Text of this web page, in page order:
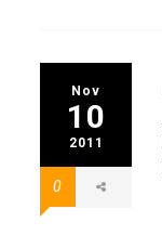
Nov
10
2011
0